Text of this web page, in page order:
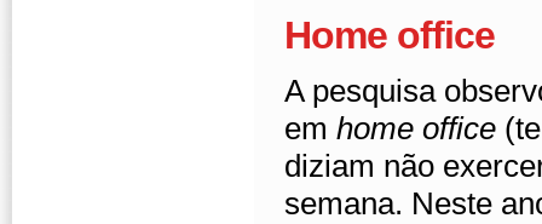
Home office
A pesquisa
em home office
diziam não
semana. Neste